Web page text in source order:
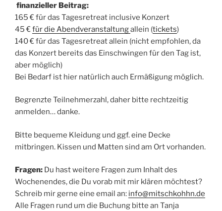
finanzieller Beitrag:
165 € für das Tagesretreat inclusive Konzert
45 €für die Abendveranstaltungallein (tickets)
140 € für das Tagesretreat allein (nicht empfohlen, da
das Konzert bereits das Einschwingen für den Tag ist,
aber möglich)
Bei Bedarf ist hier natürlich auch Ermäßigung möglich.
Begrenzte Teilnehmerzahl, daher bitte rechtzeitig
anmelden… danke.
Bitte bequeme Kleidung und ggf. eine Decke
mitbringen. Kissen und Matten sind am Ort vorhanden.
Fragen: Du hast weitere Fragen zum Inhalt des
Wochenendes, die Du vorab mit mir klären möchtest?
Schreib mir gerne eine email an: info@mitschkohhn.de
Alle Fragen rund um die Buchung bitte an Tanja